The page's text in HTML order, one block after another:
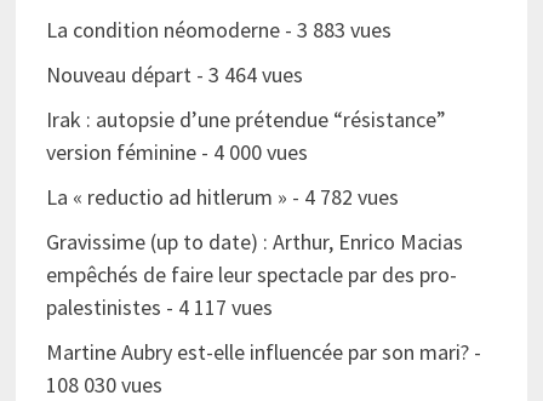
La condition néomoderne- 3 883 vues
Nouveau départ- 3 464 vues
Irak : autopsie d’une prétendue “résistance”
version féminine- 4 000 vues
La « reductio ad hitlerum » - 4 782 vues
Gravissime (up to date) : Arthur, Enrico Macias
empêchés de faire leur spectacle par des pro-
palestinistes - 4 117 vues
Martine Aubry est-elle influencée par son mari?-
108 030 vues